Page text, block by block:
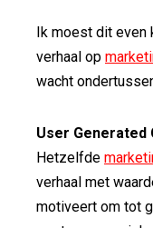
Ik moest dit even
verhaal op
wacht
User Generated
Hetzelfde
verhaal met
motiveert om tot